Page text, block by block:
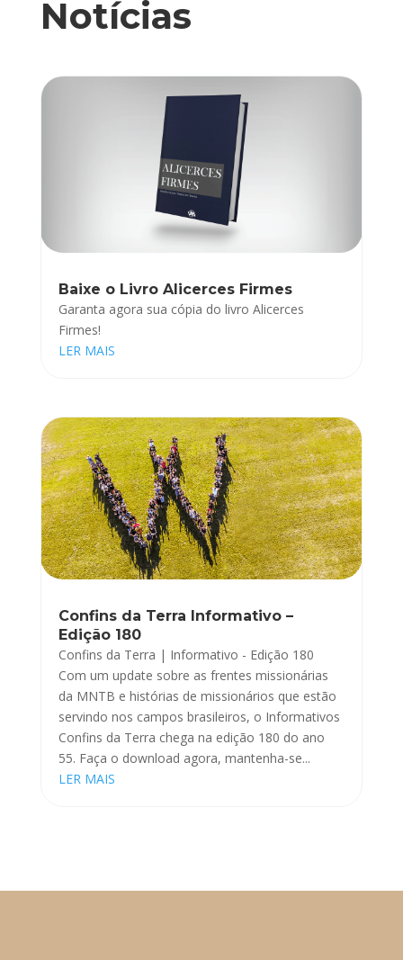
Notícias
Baixe o Livro Alicerces Firmes
Garanta agora sua cópia do livro Alicerces
Firmes!
LER MAIS
Confins da Terra Informativo –
Edição 180
Confins da Terra | Informativo - Edição 180
Com um update sobre as frentes missionárias
da MNTB e histórias de missionários que estão
servindo nos campos brasileiros, o Informativos
Confins da Terra chega na edição 180 do ano
55. Faça o download agora, mantenha-se...
LER MAIS